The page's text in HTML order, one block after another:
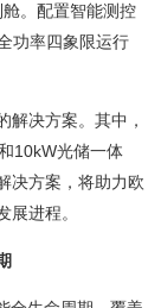
。配置智能测控
功率四象限运行
决方案。其中，
10kW光储一体
决方案，将助力欧
进程。